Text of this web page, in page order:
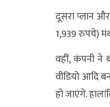
दूसरा प्लान
1,939 रुपये)
वहीं, कंपनी ने
वीडियो आदि
हो जाएंगे.